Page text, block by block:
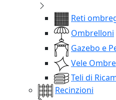
Reti
Ombrelloni
Gazebo e
Vele
Teli di
Recinzioni